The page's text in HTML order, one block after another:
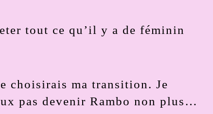
tout ce qu’il y a de féminin
choisirais ma transition. Je
pas devenir Rambo non plus…